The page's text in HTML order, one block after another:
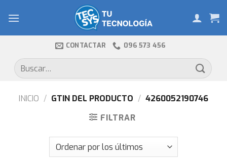
CONTACTAR 096 573 456
Buscar
por:
INICIO / GTIN DEL PRODUCTO / 4260052190746
FILTRAR